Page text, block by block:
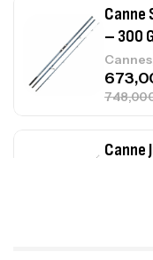
Canne
– 300
Cannes
Canne